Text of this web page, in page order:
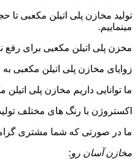
مینماییم.
مخزن پلی اتیلن مکعبی برای رفع
زوایای مخازن پلی اتیلن مکعبی
ما توانایی داریم مخازن پلی اتیلن مکعبی از حجم 1000 لیتر تا 140.000 لیتر به طور
اکستروژن با رنگ های مختلف
ما در صورتی که شما مشتری
مخازن آسان رو: